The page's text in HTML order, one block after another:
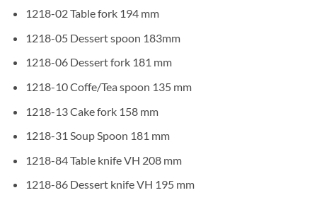
1218-02 Table fork 194 mm
1218-05 Dessert spoon 183mm
1218-06 Dessert fork 181 mm
1218-10 Coffe/Tea spoon 135 mm
1218-13 Cake fork 158 mm
1218-31 Soup Spoon 181 mm
1218-84 Table knife VH 208 mm
1218-86 Dessert knife VH 195 mm